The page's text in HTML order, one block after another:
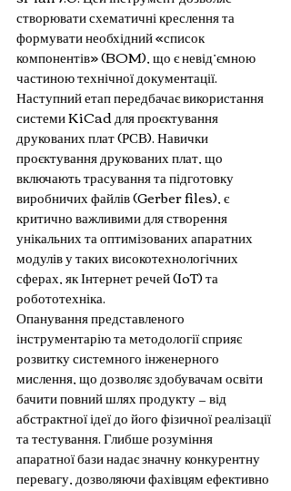
створювати схематичні креслення та
формувати необхідний «список
компонентів» (BOM), що є невід’ємною
частиною технічної документації.
Наступний етап передбачає використання
системи KiCad для проєктування
друкованих плат (РСВ). Навички
проєктування друкованих плат, що
включають трасування та підготовку
виробничих файлів (Gerber files), є
критично важливими для створення
унікальних та оптимізованих апаратних
модулів у таких високотехнологічних
сферах, як Інтернет речей (IoT) та
робототехніка.
Опанування представленого
інструментарію та методології сприяє
розвитку системного інженерного
мислення, що дозволяє здобувачам освіти
бачити повний шлях продукту — від
абстрактної ідеї до його фізичної реалізації
та тестування. Глибше розуміння
апаратної бази надає значну конкурентну
перевагу, дозволяючи фахівцям ефективно